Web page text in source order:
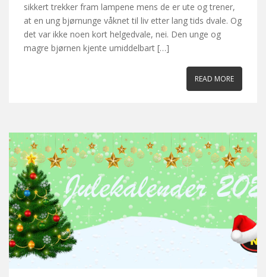
sikkert trekker fram lampene mens de er ute og trener,
at en ung bjørnunge våknet til liv etter lang tids dvale. Og
det var ikke noen kort helgedvale, nei. Den unge og
magre bjørnen kjente umiddelbart […]
READ MORE